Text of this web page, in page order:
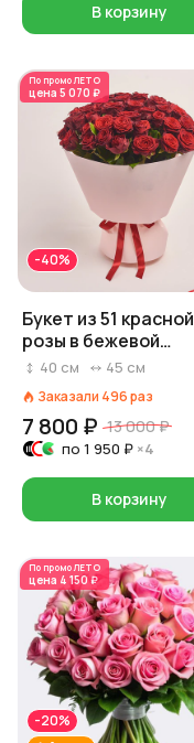
В корзину
По промоЛЕТО
цена 5 070 ₽
-40%
Букет из 51 красной
розы в бежевой
упаковке
40 см 45 см
Заказали 496раз
7 800 ₽ 13 000 ₽
по 1 950 ₽ ×4
В корзину
По промоЛЕТО
цена 4 150 ₽
-20%